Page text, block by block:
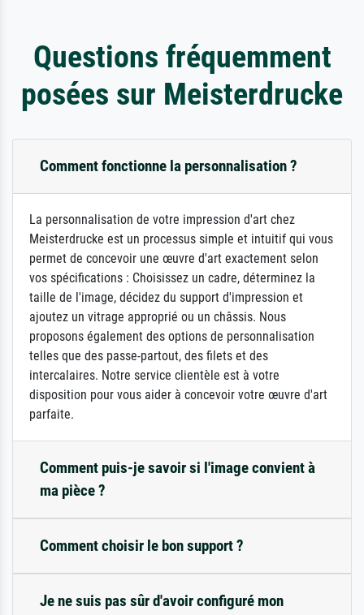
Questions fréquemment
posées sur Meisterdrucke
Comment fonctionne la personnalisation ?
La personnalisation de votre impression d'art chez
Meisterdrucke est un processus simple et intuitif qui vous
permet de concevoir une œuvre d'art exactement selon
vos spécifications : Choisissez un cadre, déterminez la
taille de l'image, décidez du support d'impression et
ajoutez un vitrage approprié ou un châssis. Nous
proposons également des options de personnalisation
telles que des passe-partout, des filets et des
intercalaires. Notre service clientèle est à votre
disposition pour vous aider à concevoir votre œuvre d'art
parfaite.
Comment puis-je savoir si l'image convient à
ma pièce ?
Comment choisir le bon support ?
Je ne suis pas sûr d'avoir configuré mon